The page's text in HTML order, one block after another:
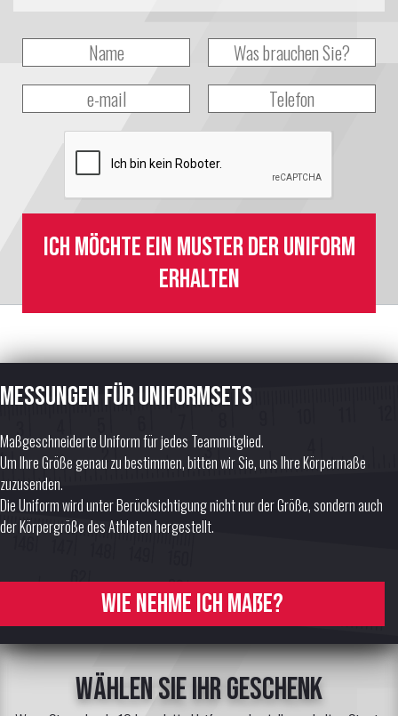
Ich möchte ein Muster der Uniform
erhalten
Messungen für Uniformsets
Maßgeschneiderte Uniform für jedes Teammitglied.
Um Ihre Größe genau zu bestimmen, bitten wir Sie, uns Ihre Körpermaße
zuzusenden.
Die Uniform wird unter Berücksichtigung nicht nur der Größe, sondern auch
der Körpergröße des Athleten hergestellt.
Wie nehme ich Maße?
Wählen Sie Ihr Geschenk